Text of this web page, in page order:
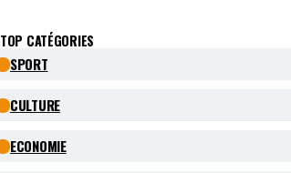
TOP CATÉGORIES
SPORT
CULTURE
ECONOMIE